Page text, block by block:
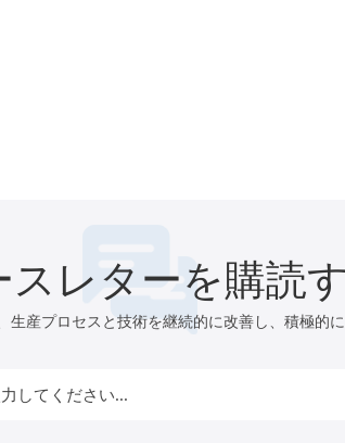
スレターを購読
産プロセスと技術を継続的に改善し、積極的